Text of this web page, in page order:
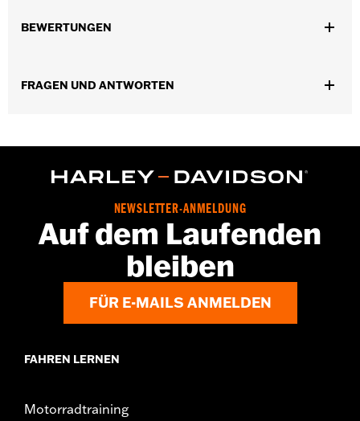
’14–’15, FXSBSE ’13–’14, FXSE ’16–’17, sowie Touring (außer
BEWERTUNGEN
FRAGEN UND ANTWORTEN
NEWSLETTER-ANMELDUNG
Auf dem Laufenden
bleiben
FÜR E-MAILS ANMELDEN
FAHREN LERNEN
Motorradtraining